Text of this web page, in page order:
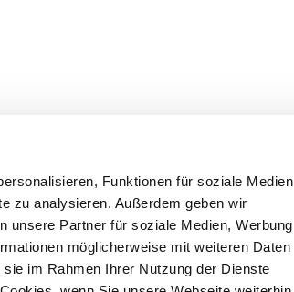
Funktionen für soziale Medien
zu analysieren. Außerdem geben wir
unsere Partner für soziale Medien, Werbung
möglicherweise mit weiteren Daten
im Rahmen Ihrer Nutzung der Dienste